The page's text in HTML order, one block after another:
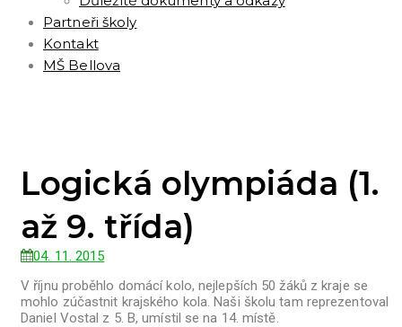
Partneři školy
Kontakt
MŠ Bellova
Logická olympiáda (1.
až 9. třída)
04. 11. 2015
V říjnu proběhlo domácí kolo, nejlepších 50 žáků z kraje se
mohlo zúčastnit krajského kola. Naši školu tam reprezentoval
Daniel Vostal z 5. B, umístil se na 14. místě.